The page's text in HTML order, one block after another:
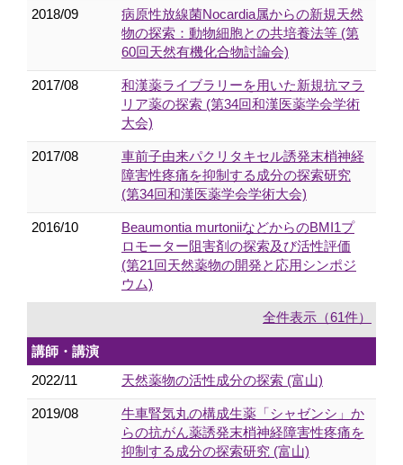
2018/09
病原性放線菌Nocardia属からの新規天然
物の探索：動物細胞との共培養法等 (第
60回天然有機化合物討論会)
2017/08
和漢薬ライブラリーを用いた新規抗マラ
リア薬の探索 (第34回和漢医薬学会学術
大会)
2017/08
車前子由来パクリタキセル誘発末梢神経
障害性疼痛を抑制する成分の探索研究
(第34回和漢医薬学会学術大会)
2016/10
Beaumontia murtoniiなどからのBMI1プ
ロモーター阻害剤の探索及び活性評価
(第21回天然薬物の開発と応用シンポジ
ウム)
全件表示（61件）
講師・講演
2022/11
天然薬物の活性成分の探索 (富山)
2019/08
牛車腎気丸の構成生薬「シャゼンシ」か
らの抗がん薬誘発末梢神経障害性疼痛を
抑制する成分の探索研究 (富山)